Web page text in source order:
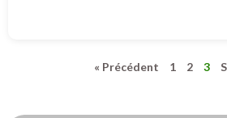
« Précédent 1 2 3